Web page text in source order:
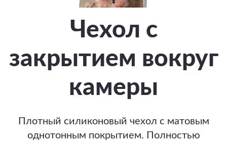
Чехол с
закрытием вокруг
камеры
Плотный силиконовый чехол с матовым
однотонным покрытием. Полностью